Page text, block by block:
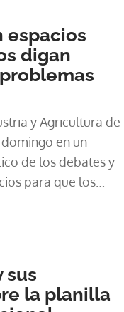
20 de febrero en
Panamá.
espacios
digan
y Agricultura de
en un
de los debates y
para que los
sus
la planilla